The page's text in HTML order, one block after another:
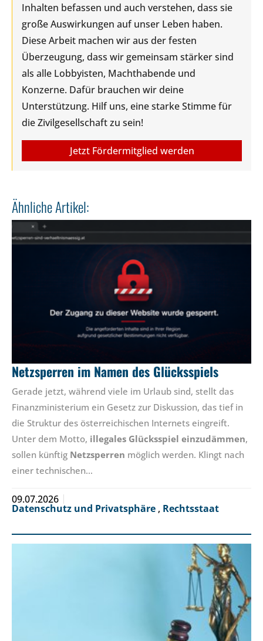
Inhalten befassen und auch verstehen, dass sie
große Auswirkungen auf unser Leben haben.
Diese Arbeit machen wir aus der festen
Überzeugung, dass wir gemeinsam stärker sind
als alle Lobbyisten, Machthabende und
Konzerne. Dafür brauchen wir deine
Unterstützung. Hilf uns, eine starke Stimme für
die Zivilgesellschaft zu sein!
Jetzt Fördermitglied werden
Ähnliche Artikel:
Netzsperren im Namen des Glücksspiels
Gerade jetzt, während viele im Urlaub sind, stellt das
Finanzministerium ein Gesetz zur Diskussion, das tief in
die Struktur des österreichischen Internets eingreift.
Unter dem Motto, illegales Glücksspiel einzudämmen,
sollen künftig Netzsperren möglich werden. Klingt nach
einer technischen…
09.07.2026
Datenschutz und Privatsphäre , Rechtsstaat